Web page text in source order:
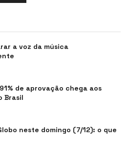
a voz da música
de aprovação chega aos
Brasil
neste domingo (7/12): o que